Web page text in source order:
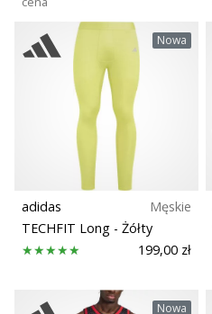
Sezon
Szerokość buta
Zrównoważone
Technologia
Nawierzchnia
Nowa
adidas
Męskie
TECHFIT Long - Żółty
199,00 zł
Nowa